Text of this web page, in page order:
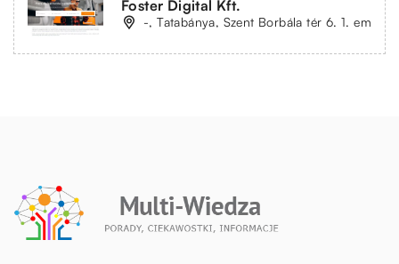
Foster Digital Kft.
-, Tatabánya, Szent Borbála tér 6. 1. em